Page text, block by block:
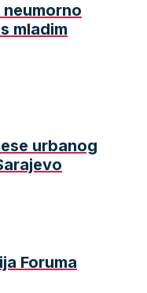
neumorno
mladim
urbanog
Foruma